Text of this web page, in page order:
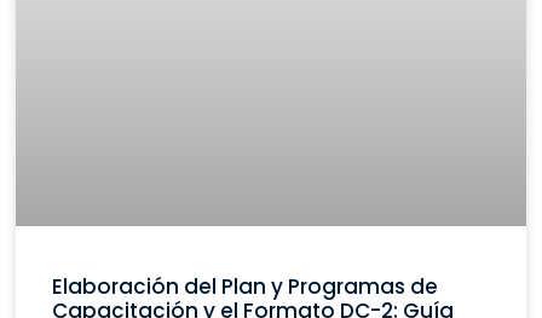
Elaboración del Plan y Programas de
Capacitación y el Formato DC-2: Guía